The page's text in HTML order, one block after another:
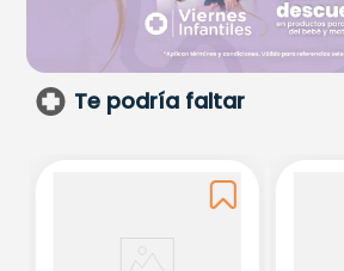
Te podría faltar